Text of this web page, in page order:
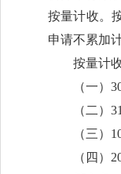
按量计收。
申请不累加
按量计
（一）
（二）
（三）
（四）